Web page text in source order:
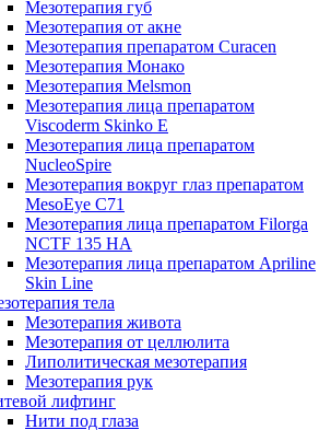
Мезотерапия губ
Мезотерапия от акне
Мезотерапия препаратом Curacen
Мезотерапия Монако
Мезотерапия Melsmon
Мезотерапия лица препаратом
Viscoderm Skinko E
Мезотерапия лица препаратом
NucleoSpire
Мезотерапия вокруг глаз препаратом
MesoEye С71
Мезотерапия лица препаратом Filorga
NCTF 135 HA
Мезотерапия лица препаратом Apriline
Skin Line
тела
Мезотерапия живота
Мезотерапия от целлюлита
Липолитическая мезотерапия
Мезотерапия рук
лифтинг
Нити под глаза